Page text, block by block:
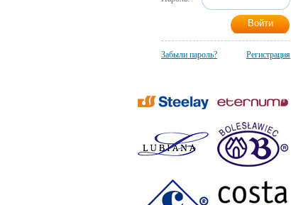
Забыли пароль? Регистрация